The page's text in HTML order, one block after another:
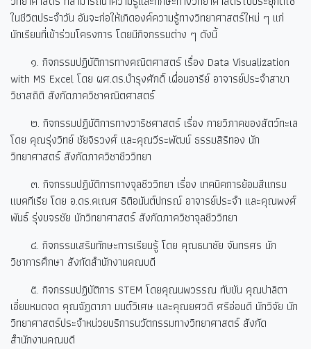
ในชีวิตประจำวัน อันจะก่อให้เกิดองค์ความรู้ทางวิทยาศาสตร์ใหม่ ๆ แก่
นักเรียนที่เข้าร่วมโครงการ โดยมีกิจกรรมต่าง ๆ ดังนี้
๑. กิจกรรมปฏิบัติการทางคณิตศาสตร์ เรื่อง Data Visualization
with MS Excel โดย ผศ.ดร.บำรุงศักดิ์ เผื่อนอารีย์ อาจารย์ประจำสาขา
วิชาสถิติ สังกัดภาควิชาคณิตศาสตร์
๒. กิจกรรมปฏิบัติการทางวาริชศาสตร์ เรื่อง กายวิภาคของสัตว์ทะเล
โดย คุณรุ่งวิทย์ ชัยจิรวงศ์ และคุณวีระพัฒน์ ธรรมสิริทอง นัก
วิทยาศาสตร์ สังกัดภาควิชาชีววิทยา
๓. กิจกรรมปฏิบัติการทางจุลชีววิทยา เรื่อง เทคนิคการย้อมสีแกรม
แบคทีเรีย โดย อ.ดร.คเณศ ธิติอนันต์ปกรณ์ อาจารย์ประจำ และคุณพงศ์
พันธ์ รุ่งขจรชัย นักวิทยาศาสตร์ สังกัดภาควิชาจุลชีววิทยา
๔. กิจกรรมเสริมทักษะการเรียนรู้ โดย คุณธนาชัย จันทรศร นัก
วิชาการศึกษา สังกัดสำนักงานคณบดี
๕. กิจกรรมปฏิบัติการ STEM โดยคุณนพวรรณ ทับขัน คุณปาลิตา
เอี่ยมหมดจด คุณฉัฏดาภา มนต์วิเศษ และคุณยศวดี ศรีอ่อนดี นักวิจัย นัก
วิทยาศาสตร์ประจำหน่วยบริการนวัตกรรมทางวิทยาศาสตร์ สังกัด
สำนักงานคณบดี